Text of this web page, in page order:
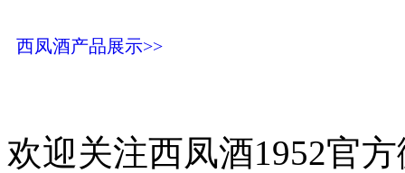
西凤酒产品展示>>
欢迎关注西凤酒1952官